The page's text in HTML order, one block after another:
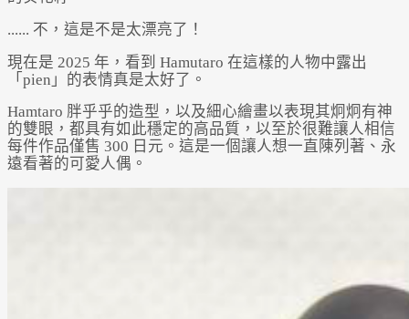
...... 不，這是不是太漂亮了！
現在是 2025 年，看到 Hamutaro 在這樣的人物中露出
「pien」的表情真是太好了。
Hamtaro 胖乎乎的造型，以及細心繪畫以表現其炯炯有神
的雙眼，都具有如此穩定的高品質，以至於很難讓人相信
每件作品僅售 300 日元。這是一個讓人想一直陳列著、永
遠看著的可愛人偶。